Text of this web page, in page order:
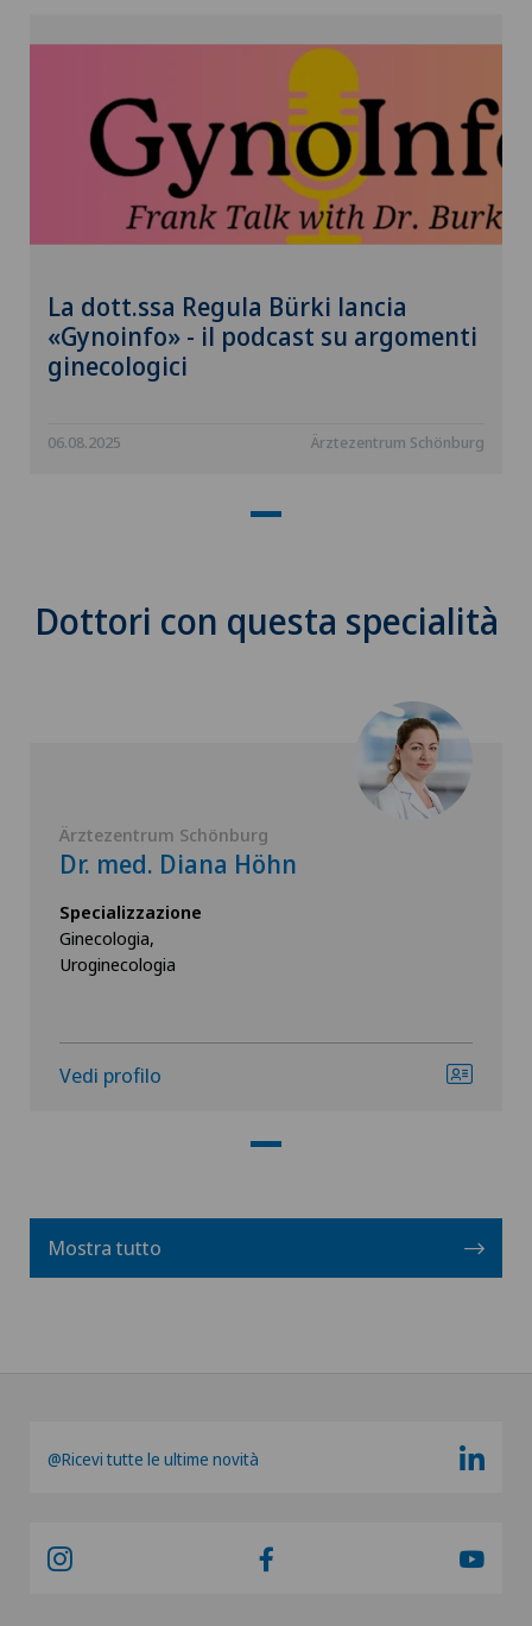
La dott.ssa Regula Bürki lancia
«Gynoinfo» - il podcast su argomenti
ginecologici
06.08.2025 Ärztezentrum Schönburg
Dottori con questa specialità
Ärztezentrum Schönburg
Dr. med. Diana Höhn
Specializzazione
Ginecologia,
Uroginecologia
Vedi profilo
Mostra tutto
@Ricevi tutte le ultime novità